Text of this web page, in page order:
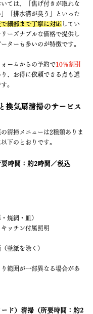
ては、「焦げ付きが取れな
「排水溝が臭う」といった
細部まで丁寧に対応 してい
ーズナブルな価格で提供し
ターも多いのが特徴です。
ームからの予約で10％割引
り、お得に依頼できる点も選
。
換気扇清掃のサービス
清掃メニューは2種類ありま
下のとおりです。
時間：約2時間／税込
焼網・皿）
ッチン付属照明
壁紙を除く）
範囲が一部異なる場合があ
ド）清掃（所要時間：約2